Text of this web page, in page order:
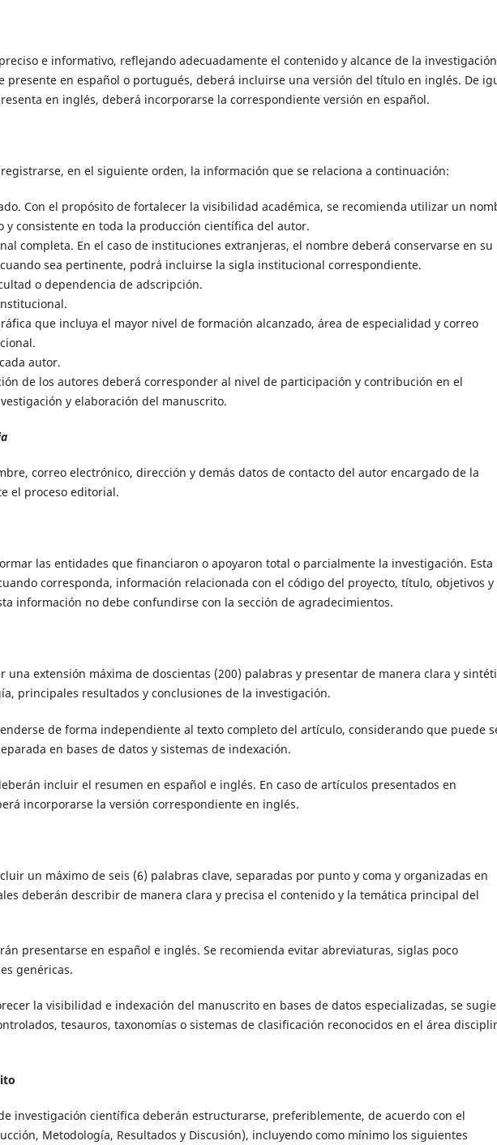
e informativo, reflejando adecuadamente el contenido y alcance de la
presente en español o portugués, deberá incluirse una versión del título en inglés. De
en inglés, deberá incorporarse la correspondiente versión en español.
en el siguiente orden, la información que se relaciona a continuación:
Con el propósito de fortalecer la visibilidad académica, se recomienda utilizar un
y consistente en toda la producción científica del autor.
completa. En el caso de instituciones extranjeras, el nombre deberá conservarse en su
sea pertinente, podrá incluirse la sigla institucional correspondiente.
o dependencia de adscripción.
que incluya el mayor nivel de formación alcanzado, área de especialidad y correo
autor.
de los autores deberá corresponder al nivel de participación y contribución en el
y elaboración del manuscrito.
correo electrónico, dirección y demás datos de contacto del autor encargado de la
el proceso editorial.
las entidades que financiaron o apoyaron total o parcialmente la investigación. Esta
corresponda, información relacionada con el código del proyecto, título, objetivos y
información no debe confundirse con la sección de agradecimientos.
una extensión máxima de doscientas (200) palabras y presentar de manera clara y
principales resultados y conclusiones de la investigación.
de forma independiente al texto completo del artículo, considerando que puede
en bases de datos y sistemas de indexación.
incluir el resumen en español e inglés. En caso de artículos presentados en
incorporarse la versión correspondiente en inglés.
un máximo de seis (6) palabras clave, separadas por punto y coma y organizadas en
deberán describir de manera clara y precisa el contenido y la temática principal del
presentarse en español e inglés. Se recomienda evitar abreviaturas, siglas poco
genéricas.
la visibilidad e indexación del manuscrito en bases de datos especializadas, se
tesauros, taxonomías o sistemas de clasificación reconocidos en el área
investigación científica deberán estructurarse, preferiblemente, de acuerdo con el
Metodología, Resultados y Discusión), incluyendo como mínimo los siguientes